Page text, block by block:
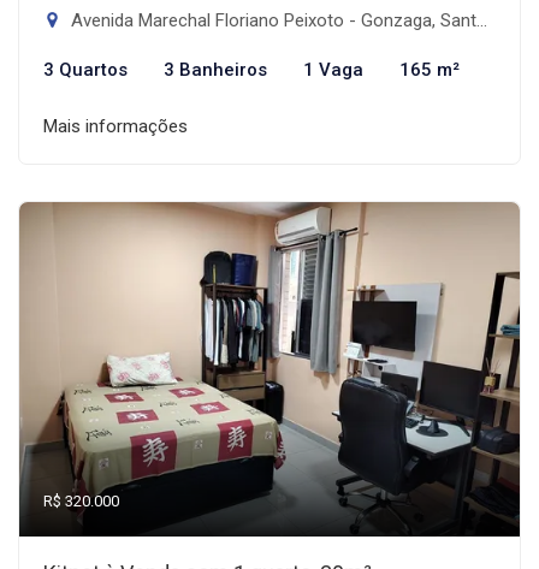
Avenida Marechal Floriano Peixoto - Gonzaga, Santos-SP
3 Quartos 3 Banheiros 1 Vaga 165 m²
Mais informações
R$ 320.000